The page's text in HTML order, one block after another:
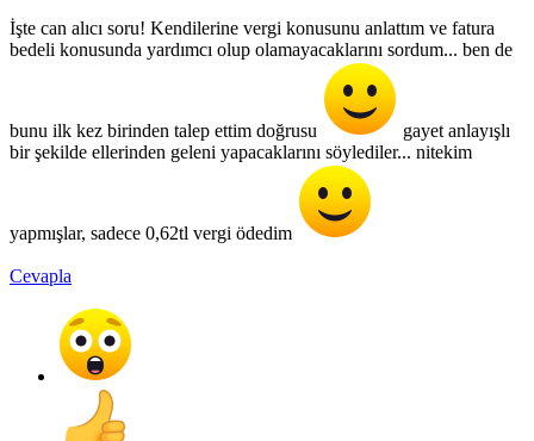
İşte can alıcı soru! Kendilerine vergi konusunu anlattım ve fatura
bedeli konusunda yardımcı olup olamayacaklarını sordum... ben de
bunu ilk kez birinden talep ettim doğrusu
gayet anlayışlı
bir şekilde ellerinden geleni yapacaklarını söylediler... nitekim
yapmışlar, sadece 0,62tl vergi ödedim
Cevapla